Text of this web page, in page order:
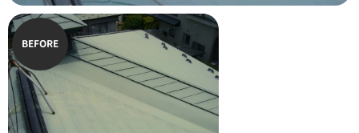
BEFORE